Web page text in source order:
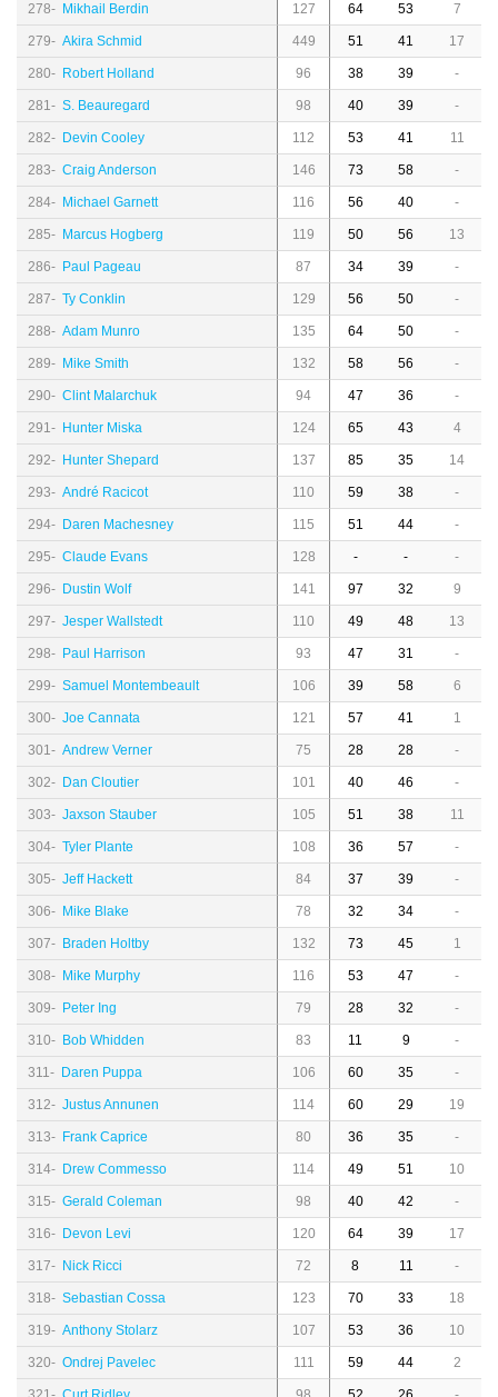
278- Mikhail Berdin 127 64 53 7
279- Akira Schmid 449 51 41 17
280- Robert Holland 96 38 39 -
281- S. Beauregard 98 40 39 -
282- Devin Cooley 112 53 41 11
283- Craig Anderson 146 73 58 -
284- Michael Garnett 116 56 40 -
285- Marcus Hogberg 119 50 56 13
286- Paul Pageau 87 34 39 -
287- Ty Conklin 129 56 50 -
288- Adam Munro 135 64 50 -
289- Mike Smith 132 58 56 -
290- Clint Malarchuk 94 47 36 -
291- Hunter Miska 124 65 43 4
292- Hunter Shepard 137 85 35 14
293- André Racicot 110 59 38 -
294- Daren Machesney 115 51 44 -
295- Claude Evans 128 - - -
296- Dustin Wolf 141 97 32 9
297- Jesper Wallstedt 110 49 48 13
298- Paul Harrison 93 47 31 -
299- Samuel Montembeault 106 39 58 6
300- Joe Cannata 121 57 41 1
301- Andrew Verner 75 28 28 -
302- Dan Cloutier 101 40 46 -
303- Jaxson Stauber 105 51 38 11
304- Tyler Plante 108 36 57 -
305- Jeff Hackett 84 37 39 -
306- Mike Blake 78 32 34 -
307- Braden Holtby 132 73 45 1
308- Mike Murphy 116 53 47 -
309- Peter Ing 79 28 32 -
310- Bob Whidden 83 11 9 -
311- Daren Puppa 106 60 35 -
312- Justus Annunen 114 60 29 19
313- Frank Caprice 80 36 35 -
314- Drew Commesso 114 49 51 10
315- Gerald Coleman 98 40 42 -
316- Devon Levi 120 64 39 17
317- Nick Ricci 72 8 11 -
318- Sebastian Cossa 123 70 33 18
319- Anthony Stolarz 107 53 36 10
320- Ondrej Pavelec 111 59 44 2